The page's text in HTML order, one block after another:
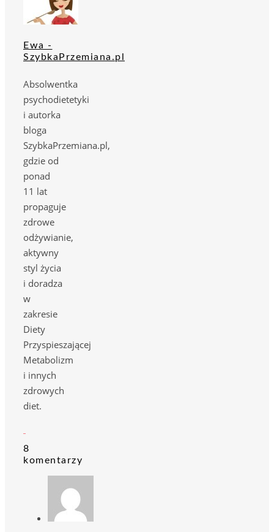
Ewa -
SzybkaPrzemiana.pl
Absolwentka
psychodietetyki
i autorka
bloga
SzybkaPrzemiana.pl,
gdzie od
ponad
11 lat
propaguje
zdrowe
odżywianie,
aktywny
styl życia
i doradza
w
zakresie
Diety
Przyspieszającej
Metabolizm
i innych
zdrowych
diet.
8
komentarzy